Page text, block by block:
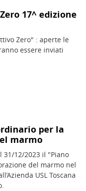
17^ edizione
Zero" : aperte le
essere inviati
per la
marmo
31/12/2023 il "Piano
del marmo nel
USL Toscana